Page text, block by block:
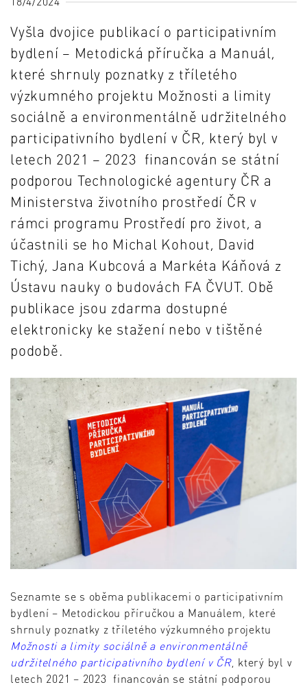
Vyšla dvojice publikací o participativním
bydlení – Metodická příručka a Manuál,
které shrnuly poznatky z tříletého
výzkumného projektu Možnosti a limity
sociálně a environmentálně udržitelného
participativního bydlení v ČR, který byl v
letech 2021 – 2023 financován se státní
podporou Technologické agentury ČR a
Ministerstva životního prostředí ČR v
rámci programu Prostředí pro život, a
účastnili se ho Michal Kohout, David
Tichý, Jana Kubcová a Markéta Káňová z
Ústavu nauky o budovách FA ČVUT. Obě
publikace jsou zdarma dostupné
elektronicky ke stažení nebo v tištěné
podobě.
Seznamte se s oběma publikacemi o participativním
bydlení – Metodickou příručkou a Manuálem, které
shrnuly poznatky z tříletého výzkumného projektu
Možnosti a limity sociálně a environmentálně
udržitelného participativního bydlení v ČR, který byl v
letech 2021 – 2023 financován se státní podporou